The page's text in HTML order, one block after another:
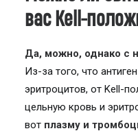
вас Kell-
Да, можно, однако с
Из-за того, что
эритроцитов, от Kell-
цельную кровь и
вот плазму и